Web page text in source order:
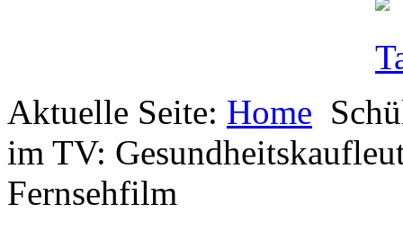
Aktuelle Seite: Home
im TV:
Fernsehfilm